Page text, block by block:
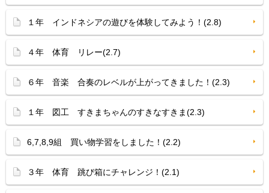
１年 インドネシアの遊びを体験してみよう！(2.8)
４年 体育 リレー(2.7)
６年 音楽 合奏のレベルが上がってきました！(2.3)
１年 図工 すきまちゃんのすきなすきま(2.3)
6,7,8,9組 買い物学習をしました！(2.2)
３年 体育 跳び箱にチャレンジ！(2.1)